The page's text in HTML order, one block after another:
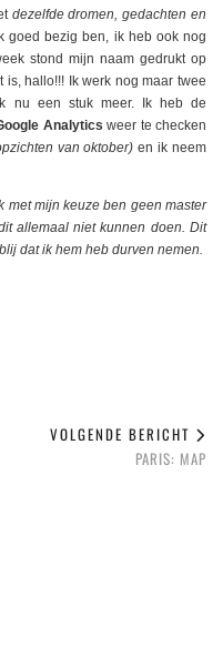
dezelfde dromen, gedachten en
goed bezig ben, ik heb ook nog
stond mijn naam gedrukt op
hallo!!! Ik werk nog maar twee
nu een stuk meer. Ik heb de
Analytics weer te checken
van oktober) en ik neem
met mijn keuze ben geen master
allemaal niet kunnen doen. Dit
dat ik hem heb durven nemen.
VOLGENDE BERICHT
PARIS: MAP